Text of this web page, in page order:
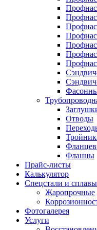
Отводы
Фланцы
Прайс-листы
Калькулятор
Спецстали и сплавы
Жаропрочные
Фотогалерея
Услуги